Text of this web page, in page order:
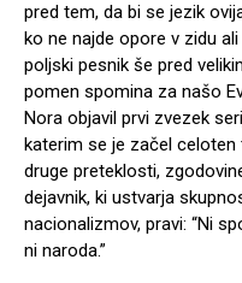
pred tem, da bi se jezik
ko ne najde opore v zidu ali
poljski pesnik še pred
pomen spomina za našo
Nora objavil prvi zvezek
katerim se je začel celoten
druge preteklosti,
dejavnik, ki ustvarja
nacionalizmov, pravi: “Ni
ni naroda.”